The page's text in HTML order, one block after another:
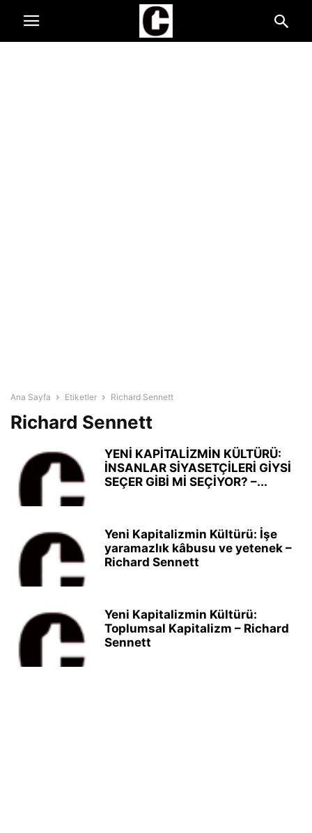
Ana Sayfa Etiketler Richard Sennett
Richard Sennett
YENİ KAPİTALİZMİN KÜLTÜRÜ:
İNSANLAR SİYASETÇİLERİ GİYSİ
SEÇER GİBİ Mİ SEÇİYOR? –...
Yeni Kapitalizmin Kültürü: İşe
yaramazlık kâbusu ve yetenek –
Richard Sennett
Yeni Kapitalizmin Kültürü:
Toplumsal Kapitalizm – Richard
Sennett